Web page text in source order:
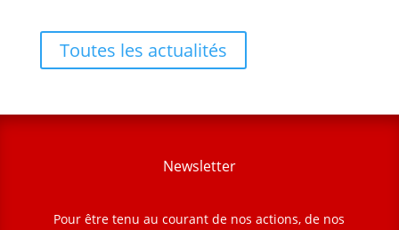
Toutes les actualités
Newsletter
Pour être tenu au courant de nos actions, de nos